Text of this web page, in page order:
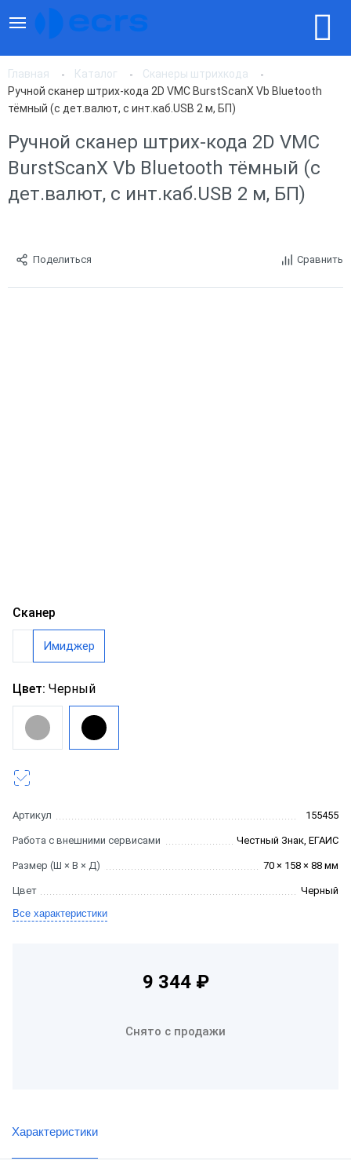
Главная Каталог
Сканеры штрихкода
Ручной сканер штрих-кода 2D VMC BurstScanX Vb Bluetooth
тёмный (c дет.валют, с инт.каб.USB 2 м, БП)
Ручной сканер штрих-кода 2D VMC
BurstScanX Vb Bluetooth тёмный (c
дет.валют, с инт.каб.USB 2 м, БП)
Поделиться Сравнить
Сканер
Имиджер
Цвет: Черный
Артикул 155455
Работа с внешними сервисами Честный Знак, ЕГАИС
Размер (Ш × В × Д) 70 × 158 × 88 мм
Цвет
Черный
Все характеристики
9 344 ₽
Снято с продажи
Характеристики